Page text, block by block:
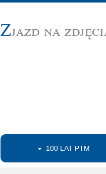
Zjazd na
100 LAT PTM